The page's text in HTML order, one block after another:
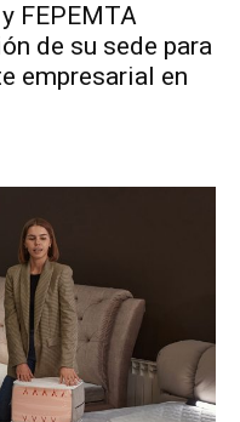
FEPEMTA
de su sede para
empresarial en